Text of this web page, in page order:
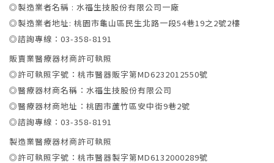
◎製造業者名稱 : 水福生技股份有限公司一廠
◎製造業者地址: 桃園市龜山區民生北路一段54巷19之2號2樓
◎諮詢專線：03-358-8191
販賣業醫療器材商許可執照
◎許可執照字號：桃市醫器販字第MD6232012550號
◎醫療器材商名稱：水福生技股份有限公司
◎醫療器材商地址：桃園市蘆竹區安中街9巷2號
◎諮詢專線：03-358-8191
製造業醫療器材商許可執照
◎許可執照字號：桃市醫器製字第MD6132000289號